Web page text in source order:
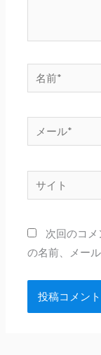
前
ー
イ
次回のコ
の名前、メー